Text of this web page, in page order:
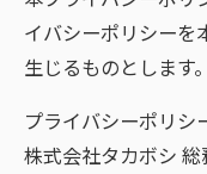
イバシーポリシーを
生じるものとします。
プライバシーポリシ
株式会社タカボシ 総